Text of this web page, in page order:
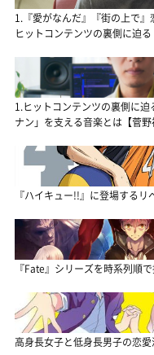
1.『愛がなんだ』『街の上で
ヒットコンテンツの裏側に迫る
1.ヒットコンテンツの裏側に
ナン」を支える音楽とは【菅野
『ハイキュー!!』に登場するリ
『Fate』シリーズを時系列順
高身長女子と低身長男子の恋